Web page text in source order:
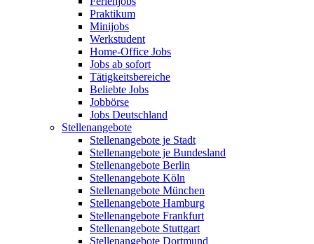
Praktikum
Minijobs
Werkstudent
Home-Office Jobs
Jobs ab sofort
Tätigkeitsbereiche
Beliebte Jobs
Jobbörse
Jobs Deutschland
Stellenangebote
Stellenangebote je Stadt
Stellenangebote je Bundesland
Stellenangebote Berlin
Stellenangebote Köln
Stellenangebote München
Stellenangebote Hamburg
Stellenangebote Frankfurt
Stellenangebote Stuttgart
Stellenangebote Dortmund